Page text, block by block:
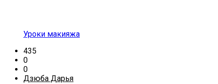
Уроки макияжа
435
0
0
Дзюба Дарья